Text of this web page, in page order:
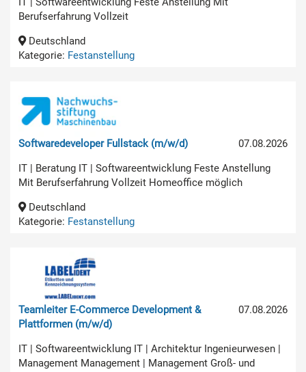
Berufserfahrung Vollzeit
Deutschland
Kategorie: Festanstellung
07.08.2026
Softwaredeveloper Fullstack (m/w/d)
IT | Beratung IT | Softwareentwicklung Feste Anstellung
Mit Berufserfahrung Vollzeit Homeoffice möglich
Deutschland
Kategorie: Festanstellung
07.08.2026
Teamleiter E-Commerce Development &
Plattformen (m/w/d)
IT | Softwareentwicklung IT | Architektur Ingenieurwesen |
Management Management | Management Groß- und